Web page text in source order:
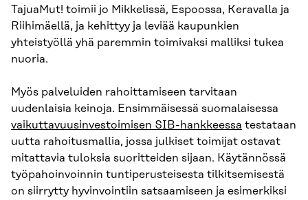
TajuaMut! toimii jo Mikkelissä, Espoossa, Keravalla ja
Riihimäellä, ja kehittyy ja leviää kaupunkien
yhteistyöllä yhä paremmin toimivaksi malliksi tukea
nuoria.
Myös palveluiden rahoittamiseen tarvitaan
uudenlaisia keinoja. Ensimmäisessä suomalaisessa
vaikuttavuusinvestoimisen SIB-hankkeessa testataan
uutta rahoitusmallia, jossa julkiset toimijat ostavat
mitattavia tuloksia suoritteiden sijaan. Käytännössä
työpahoinvoinnin tuntiperusteisesta tilkitsemisestä
on siirrytty hyvinvointiin satsaamiseen ja esimerkiksi